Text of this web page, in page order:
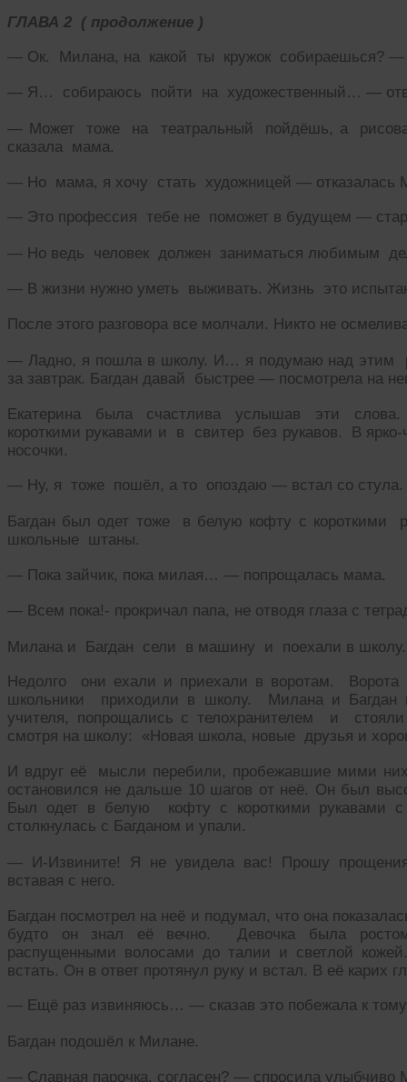
ГЛАВА 2 ( продолжение )
— Ок. Милана, на какой ты кружок собираешься? —
— Я… собираюсь пойти на художественный… —
— Может тоже на театральный пойдёшь, а
сказала мама.
— Но мама, я хочу стать художницей — отказалась
— Это профессия тебе не поможет в будущем —
— Но ведь человек должен заниматься любимым
— В жизни нужно уметь выживать. Жизнь это
После этого разговора все молчали. Никто не
— Ладно, я пошла в школу. И… я подумаю над этим
за завтрак. Багдан давай быстрее — посмотрела на
Екатерина была счастлива услышав эти
короткими рукавами и в свитер без рукавов. В
носочки.
— Ну, я тоже пошёл, а то опоздаю — встал со стула.
Багдан был одет тоже в белую кофту с
школьные штаны.
— Пока зайчик, пока милая… — попрощалась мама.
— Всем пока!- прокричал папа, не отводя глаза с
Милана и Багдан сели в машину и поехали в школу.
Недолго они ехали и приехали в воротам.
школьники приходили в школу. Милана и
учителя, попрощались с телохранителем и
смотря на школу: «Новая школа, новые друзья и
И вдруг её мысли перебили, пробежавшие мими
остановился не дальше 10 шагов от неё. Он был
Был одет в белую кофту с короткими рукавами с
столкнулась с Багданом и упали.
— И-Извините! Я не увидела вас! Прошу
вставая с него.
Багдан посмотрел на неё и подумал, что она
будто он знал её вечно. Девочка была
распущенными волосами до талии и светлой
встать. Он в ответ протянул руку и встал. В её карих
— Ещё раз извиняюсь… — сказав это побежала к тому
Багдан подошёл к Милане.
— Славная парочка, согласен? — спросила улыбчиво